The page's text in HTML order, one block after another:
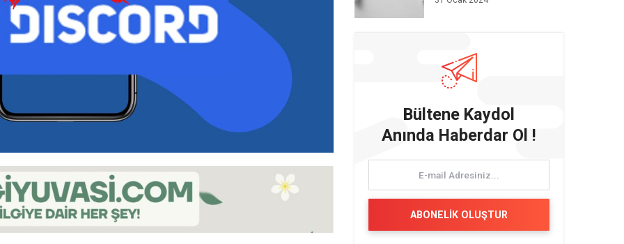
Bültene Kaydol
Anında Haberdar Ol !
ABONELİK OLUŞTUR